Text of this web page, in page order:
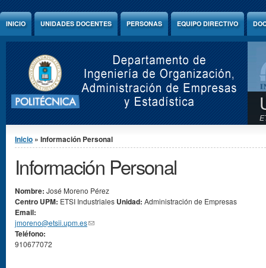
Jump to Content
INICIO UNIDADES DOCENTES PERSONAS EQUIPO DIRECTIVO
Se encuentra usted aquí
Inicio » Información Personal
Información Personal
Nombre: José Moreno Pérez
Centro UPM: ETSI Industriales Unidad: Administración de Empresas
Email:
jmoreno@etsii.upm.es(link sends e-mail)
Teléfono:
910677072